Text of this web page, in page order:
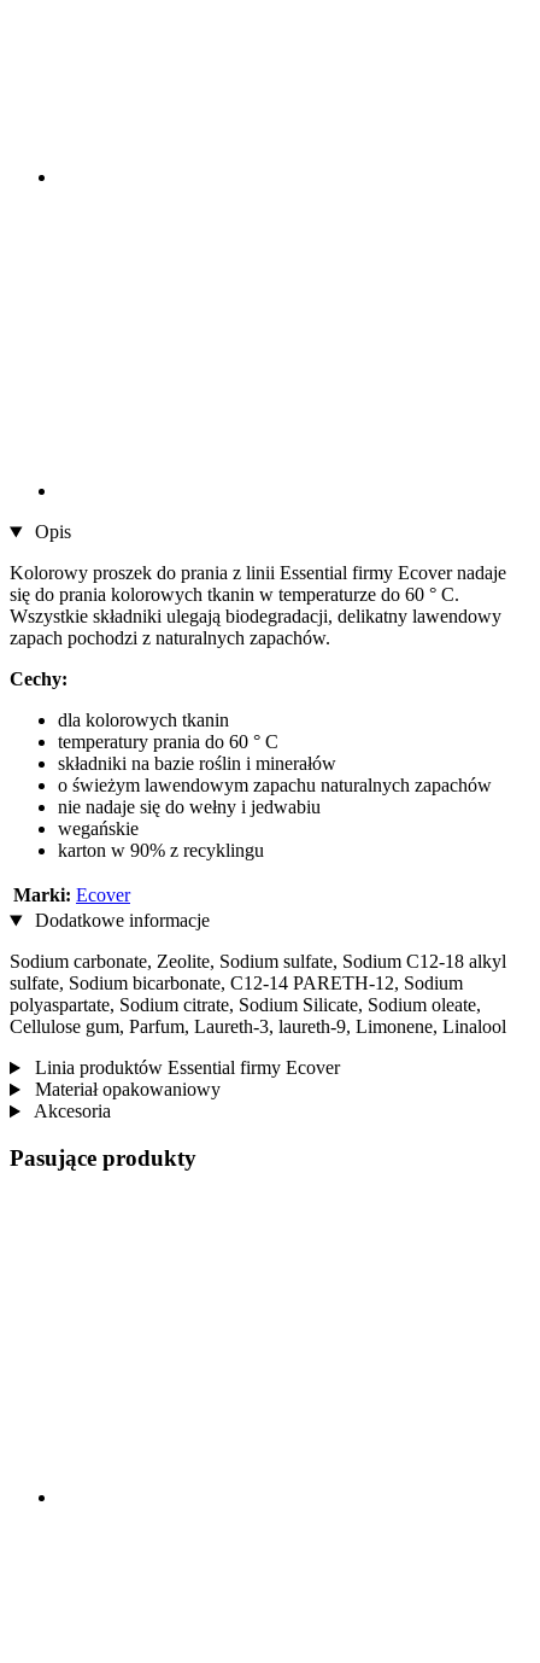
Opis
Kolorowy proszek do prania z linii Essential firmy Ecover nadaje
się do prania kolorowych tkanin w temperaturze do 60 ° C.
Wszystkie składniki ulegają biodegradacji, delikatny lawendowy
zapach pochodzi z naturalnych zapachów.
Cechy:
dla kolorowych tkanin
temperatury prania do 60 ° C
składniki na bazie roślin i minerałów
o świeżym lawendowym zapachu naturalnych zapachów
nie nadaje się do wełny i jedwabiu
wegańskie
karton w 90% z recyklingu
Marki: Ecover
Dodatkowe informacje
Sodium carbonate, Zeolite, Sodium sulfate, Sodium C12-18 alkyl
sulfate, Sodium bicarbonate, C12-14 PARETH-12, Sodium
polyaspartate, Sodium citrate, Sodium Silicate, Sodium oleate,
Cellulose gum, Parfum, Laureth-3, laureth-9, Limonene, Linalool
Linia produktów Essential firmy Ecover
Materiał opakowaniowy
Akcesoria
Pasujące produkty